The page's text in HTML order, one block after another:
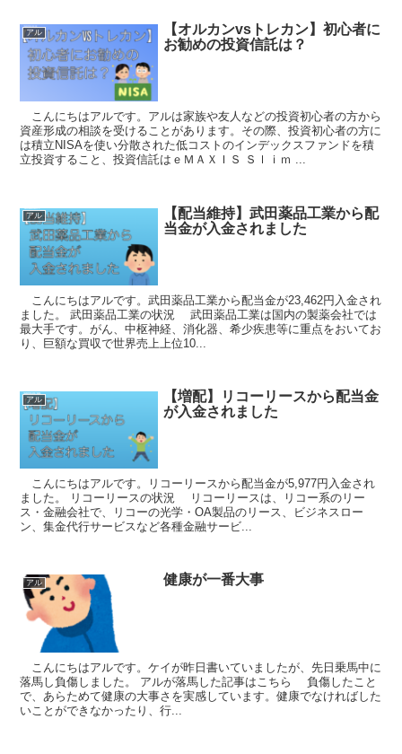
アル
【オルカンvsトレカン】初心者に
お勧めの投資信託は？
こんにちはアルです。アルは家族や友人などの投資初心者の方から
資産形成の相談を受けることがあります。その際、投資初心者の方に
は積立NISAを使い分散された低コストのインデックスファンドを積
立投資すること、投資信託はｅＭＡＸＩＳ Ｓｌｉｍ ...
アル
【配当維持】武田薬品工業から配
当金が入金されました
こんにちはアルです。武田薬品工業から配当金が23,462円入金され
ました。 武田薬品工業の状況 武田薬品工業は国内の製薬会社では
最大手です。がん、中枢神経、消化器、希少疾患等に重点をおいてお
り、巨額な買収で世界売上上位10...
アル
【増配】リコーリースから配当金
が入金されました
こんにちはアルです。リコーリースから配当金が5,977円入金され
ました。 リコーリースの状況 リコーリースは、リコー系のリー
ス・金融会社で、リコーの光学・OA製品のリース、ビジネスロー
ン、集金代行サービスなど各種金融サービ...
アル 健康が一番大事
こんにちはアルです。ケイが昨日書いていましたが、先日乗馬中に
落馬し負傷しました。 アルが落馬した記事はこちら 負傷したこと
で、あらためて健康の大事さを実感しています。健康でなければした
いことができなかったり、行...